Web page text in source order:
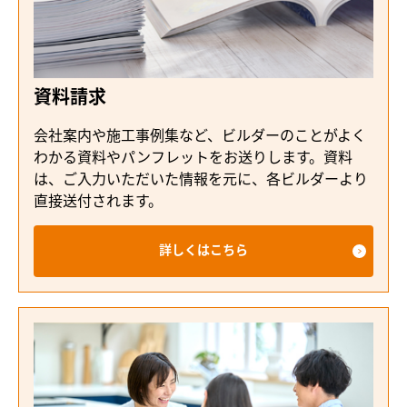
資料請求
会社案内や施工事例集など、ビルダーのことがよく
わかる資料やパンフレットをお送りします。資料
は、ご入力いただいた情報を元に、各ビルダーより
直接送付されます。
詳しくはこちら